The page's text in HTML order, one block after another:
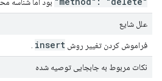
علل شایع
فراموش کردن تغییر روش insert
نکات مربوط به جابجایی توصیه شده